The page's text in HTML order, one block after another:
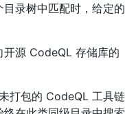
录树中匹配时，给定的
开源 CodeQL 存储库的
打包的 CodeQL 工具链